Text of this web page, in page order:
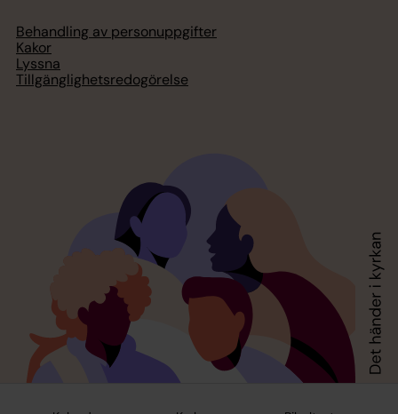
Behandling av personuppgifter
Kakor
Lyssna
Tillgänglighetsredogörelse